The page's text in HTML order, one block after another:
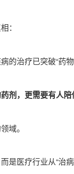
：
的治疗已突破“药
剂，更需要有人
域。
是医疗行业从“治病